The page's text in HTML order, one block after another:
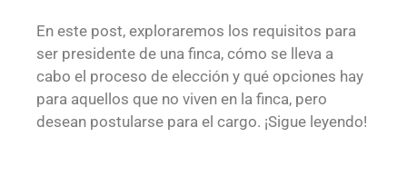
En este post, exploraremos los requisitos para
ser presidente de una finca, cómo se lleva a
cabo el proceso de elección y qué opciones hay
para aquellos que no viven en la finca, pero
desean postularse para el cargo. ¡Sigue leyendo!